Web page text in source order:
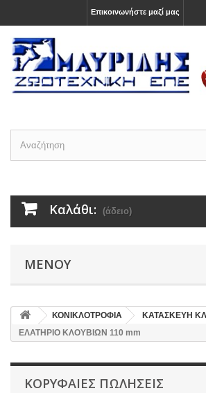
Επικοινωνήστε μαζί μας
Καλάθι: (άδειο)
ΜΕΝΟΎ
ΚΟΝΙΚΛΟΤΡΟΦΙΑ
ΚΑΤΑΣΚΕΥΗ
ΕΛΑΤΗΡΙΟ ΚΛΟΥΒΙΩΝ 110 mm
ΚΟΡΥΦΑΊΕΣ ΠΩΛΉΣΕΙΣ